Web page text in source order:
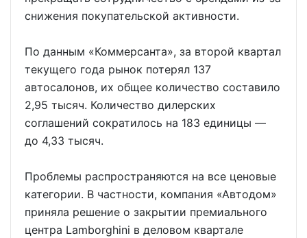
снижения покупательской активности.
По данным «Коммерсанта», за второй квартал
текущего года рынок потерял 137
автосалонов, их общее количество составило
2,95 тысяч. Количество дилерских
соглашений сократилось на 183 единицы —
до 4,33 тысяч.
Проблемы распространяются на все ценовые
категории. В частности, компания «Автодом»
приняла решение о закрытии премиального
центра Lamborghini в деловом квартале